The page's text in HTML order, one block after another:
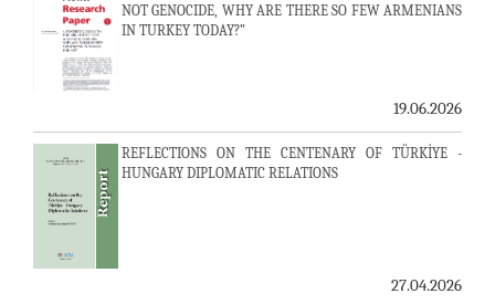
NOT GENOCIDE, WHY ARE THERE SO FEW ARMENIANS
IN TURKEY TODAY?”
19.06.2026
REFLECTIONS ON THE CENTENARY OF TÜRKİYE -
HUNGARY DIPLOMATIC RELATIONS
27.04.2026